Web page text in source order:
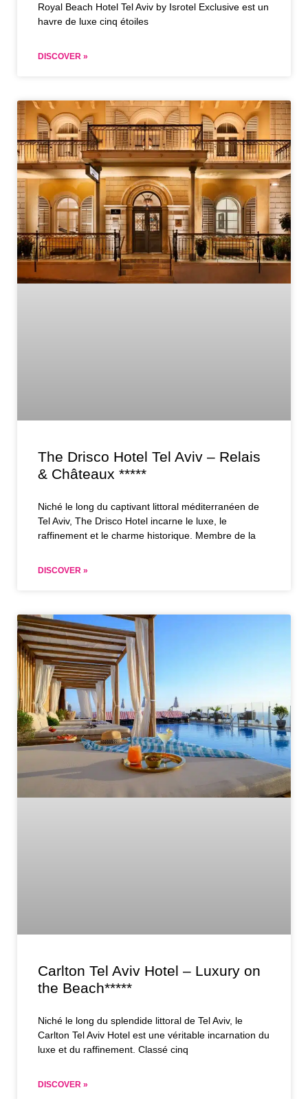
Royal Beach Hotel Tel Aviv by Isrotel Exclusive est un
havre de luxe cinq étoiles
DISCOVER »
The Drisco Hotel Tel Aviv – Relais
& Châteaux *****
Niché le long du captivant littoral méditerranéen de
Tel Aviv, The Drisco Hotel incarne le luxe, le
raffinement et le charme historique. Membre de la
DISCOVER »
Carlton Tel Aviv Hotel – Luxury on
the Beach*****
Niché le long du splendide littoral de Tel Aviv, le
Carlton Tel Aviv Hotel est une véritable incarnation du
luxe et du raffinement. Classé cinq
DISCOVER »